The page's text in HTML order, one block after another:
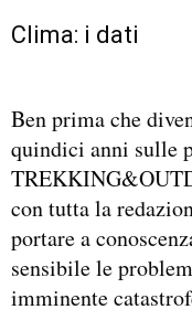
Clima: i dati
Ben prima che
quindici anni sulle
con tutta la
portare a
sensibile le
imminente